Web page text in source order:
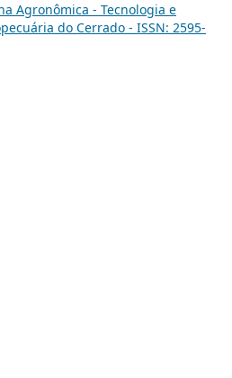
Agronômica - Tecnologia e
do Cerrado - ISSN: 2595-